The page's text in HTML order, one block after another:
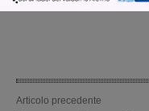
Articolo precedente